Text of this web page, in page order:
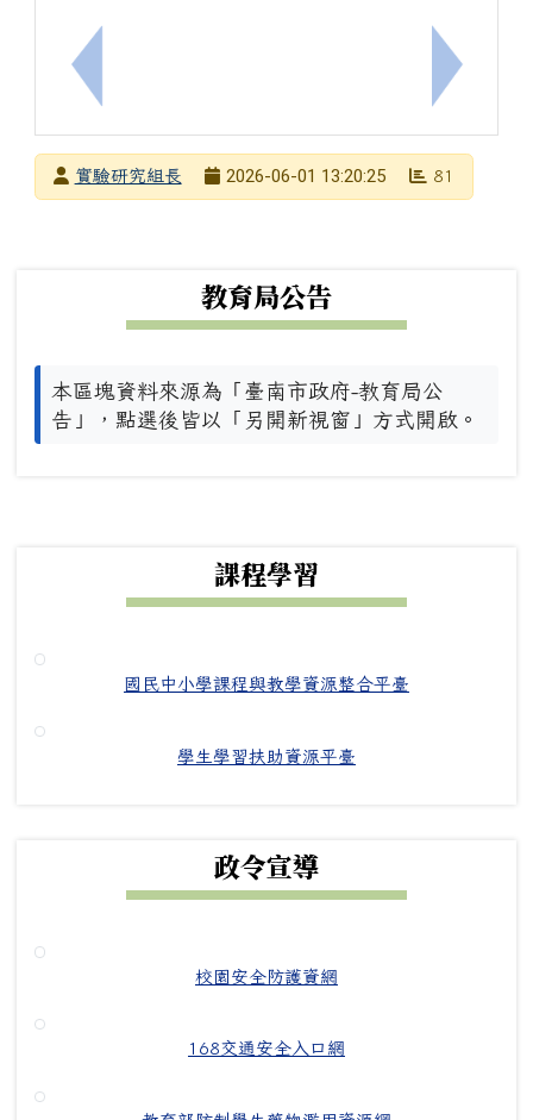
上一筆：[物理]物理科雙語教學增能研習 下一筆：
發布者實驗研究組長
2026-06-01 13:20:25 81
教育局公告
本區塊資料來源為「臺南市政府-教育局公
告」，點選後皆以「另開新視窗」方式開啟。
課程學習
國民中小學課程與教學資源整合平臺
學生學習扶助資源平臺
政令宣導
校園安全防護資網
168交通安全入口網